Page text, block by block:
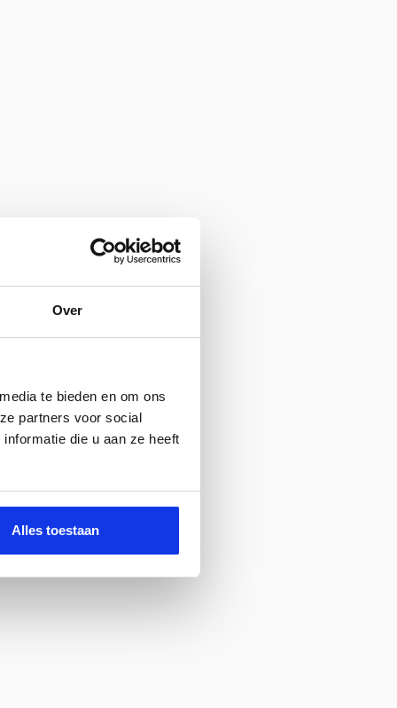
Over
te bieden en om ons
partners voor social
die u aan ze heeft
Alles toestaan